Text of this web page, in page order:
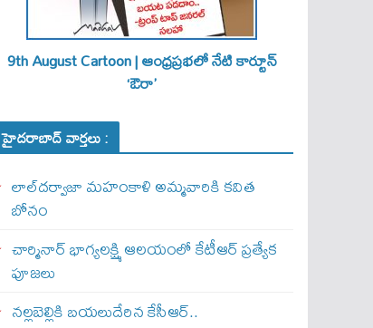
9th August Cartoon | ఆంధ్రప్రభలో నేటి కార్టూన్
‘ఔరా’
హైదరాబాద్ వార్తలు :
లాల్‌దర్వాజా మహంకాళి అమ్మవారికి కవిత
బోనం
చార్మినార్‌ భాగ్యలక్ష్మి ఆలయంలో కేటీఆర్ ప్రత్యేక
పూజలు
నల్లబెల్లికి బయలుదేరిన కేసీఆర్‌..